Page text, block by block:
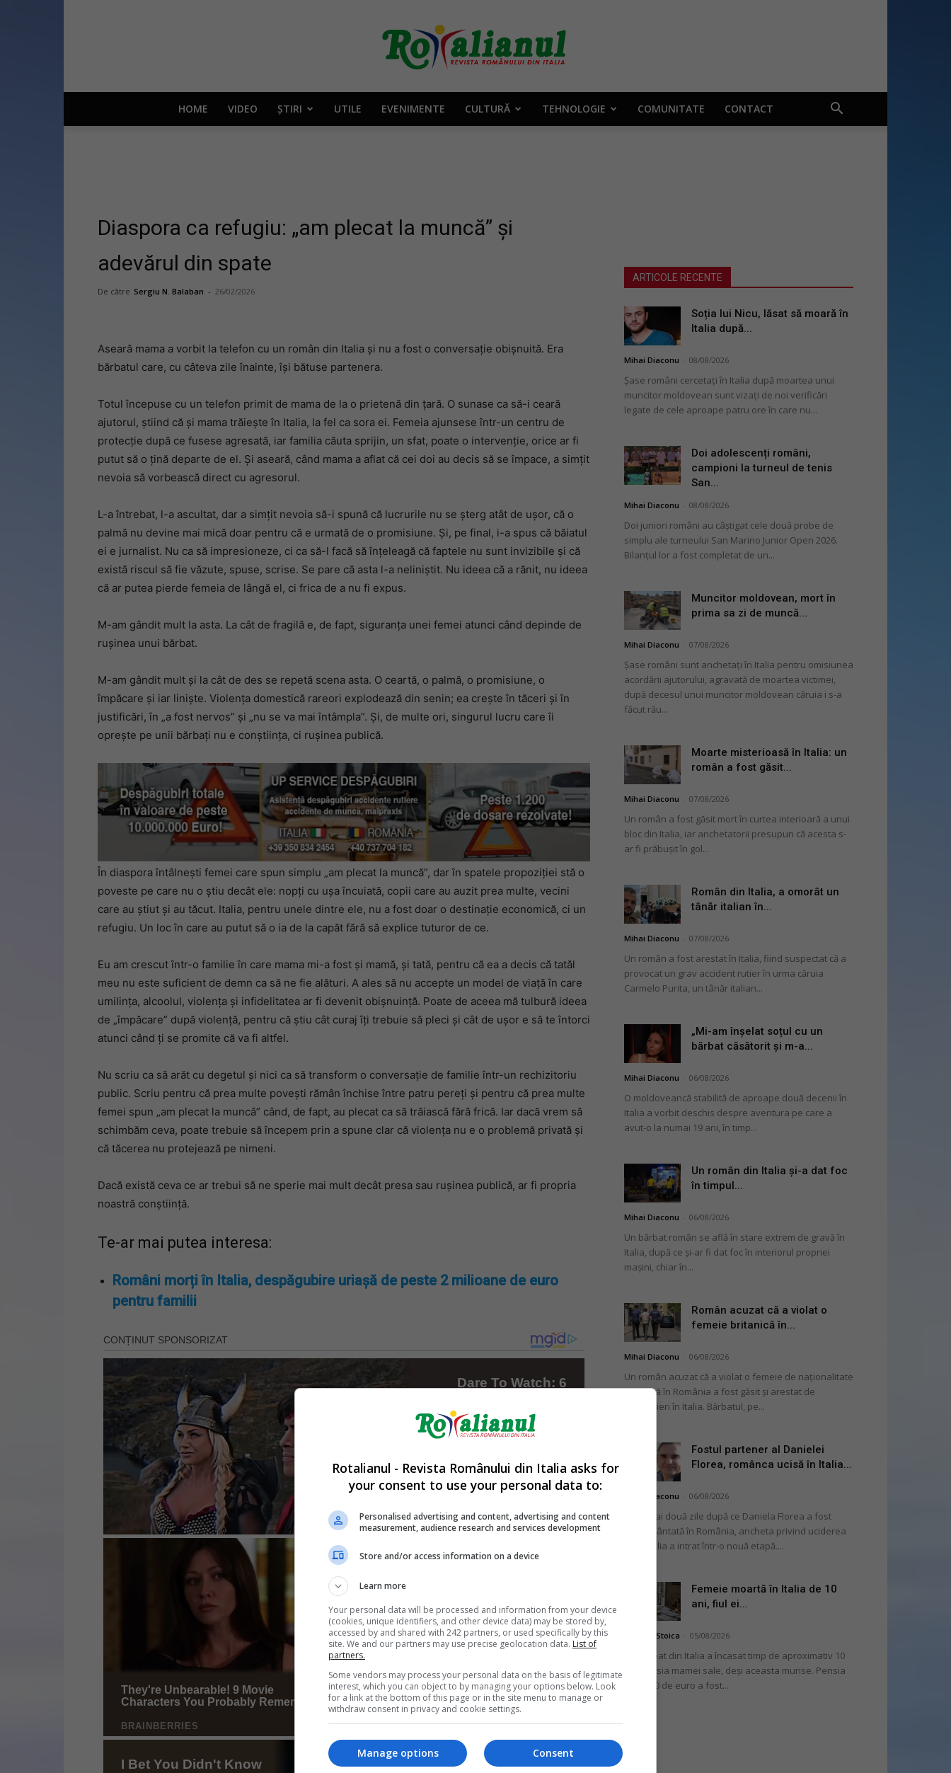
Rotalianul
românului
HOME VIDEO ȘTIRI UTILE EVENIMENTE CULTURĂ TEHNOLOGIE COMUNITATE CONTACT
Diaspora ca refugiu: „am plecat la muncă” și
adevărul din spate
De către Sergiu N. Balaban - 26/02/2026
Aseară mama a vorbit la telefon cu un român din Italia și nu a fost o conversație obișnuită. Era
bărbatul care, cu câteva zile înainte, își bătuse partenera.
Totul începuse cu un telefon primit de mama de la o prietenă din țară. O sunase ca să-i ceară
ajutorul, știind că și mama trăiește în Italia, la fel ca sora ei. Femeia ajunsese într-un centru de
protecție după ce fusese agresată, iar familia căuta sprijin, un sfat, poate o intervenție, orice ar fi
putut să o țină departe de el. Și aseară, când mama a aflat că cei doi au decis să se împace, a simțit
nevoia să vorbească direct cu agresorul.
L-a întrebat, l-a ascultat, dar a simțit nevoia să-i spună că lucrurile nu se șterg atât de ușor, că o
palmă nu devine mai mică doar pentru că e urmată de o promisiune. Și, pe final, i-a spus că băiatul
ei e jurnalist. Nu ca să impresioneze, ci ca să-l facă să înțeleagă că faptele nu sunt invizibile și că
există riscul să fie văzute, spuse, scrise. Se pare că asta l-a neliniștit. Nu ideea că a rănit, nu ideea
că ar putea pierde femeia de lângă el, ci frica de a nu fi expus.
M-am gândit mult la asta. La cât de fragilă e, de fapt, siguranța unei femei atunci când depinde de
rușinea unui bărbat.
M-am gândit mult și la cât de des se repetă scena asta. O ceartă, o palmă, o promisiune, o
împăcare și iar liniște. Violența domestică rareori explodează din senin; ea crește în tăceri și în
justificări, în „a fost nervos” și „nu se va mai întâmpla”. Și, de multe ori, singurul lucru care îi
oprește pe unii bărbați nu e conștiința, ci rușinea publică.
În diaspora întâlnești femei care spun simplu „am plecat la muncă”, dar în spatele propoziției stă o
poveste pe care nu o știu decât ele: nopți cu ușa încuiată, copii care au auzit prea multe, vecini
care au știut și au tăcut. Italia, pentru unele dintre ele, nu a fost doar o destinație economică, ci un
refugiu. Un loc în care au putut să o ia de la capăt fără să explice tuturor de ce.
Eu am crescut într-o familie în care mama mi-a fost și mamă, și tată, pentru că ea a decis că tatăl
meu nu este suficient de demn ca să ne fie alături. A ales să nu accepte un model de viață în care
umilința, alcoolul, violența și infidelitatea ar fi devenit obișnuință. Poate de aceea mă tulbură ideea
de „împăcare” după violență, pentru că știu cât curaj îți trebuie să pleci și cât de ușor e să te întorci
atunci când ți se promite că va fi altfel.
Nu scriu ca să arăt cu degetul și nici ca să transform o conversație de familie într-un rechizitoriu
public. Scriu pentru că prea multe povești rămân închise între patru pereți și pentru că prea multe
femei spun „am plecat la muncă” când, de fapt, au plecat ca să trăiască fără frică. Iar dacă vrem să
schimbăm ceva, poate trebuie să începem prin a spune clar că violența nu e o problemă privată și
că tăcerea nu protejează pe nimeni.
Dacă există ceva ce ar trebui să ne sperie mai mult decât presa sau rușinea publică, ar fi propria
noastră conștiință.
Te-ar mai putea interesa:
Români morți în Italia, despăgubire uriașă de peste 2 milioane de euro
pentru familii
ARTICOLE RECENTE
Soția lui Nicu, lăsat să moară în
Italia după...
Mihai Diaconu 08/08/2026
Șase români cercetați în Italia după moartea unui
muncitor moldovean sunt vizați de noi verificări
legate de cele aproape patru ore în care nu...
Doi adolescenți români,
campioni la turneul de tenis
San...
Mihai Diaconu 08/08/2026
Doi juniori români au câștigat cele două probe de
simplu ale turneului San Marino Junior Open 2026.
Bilanțul lor a fost completat de un...
Muncitor moldovean, mort în
prima sa zi de muncă...
Mihai Diaconu 07/08/2026
Șase români sunt anchetați în Italia pentru omisiunea
acordării ajutorului, agravată de moartea victimei,
după decesul unui muncitor moldovean căruia i s-a
făcut rău...
Moarte misterioasă în Italia: un
român a fost găsit...
Mihai Diaconu 07/08/2026
Un român a fost găsit mort în curtea interioară a unui
bloc din Italia, iar anchetatorii presupun că acesta s-
ar fi prăbușit în gol...
Român din Italia, a omorât un
tânăr italian în...
Mihai Diaconu 07/08/2026
Un român a fost arestat în Italia, fiind suspectat că a
provocat un grav accident rutier în urma căruia
Carmelo Purita, un tânăr italian...
„Mi-am înșelat soțul cu un
bărbat căsătorit și m-a...
Mihai Diaconu 06/08/2026
O moldoveancă stabilită de aproape două decenii în
Italia a vorbit deschis despre aventura pe care a
avut-o la numai 19 ani, în timp...
Un român din Italia și-a dat foc
în timpul...
Mihai Diaconu 06/08/2026
Un bărbat român se află în stare extrem de gravă în
Italia, după ce și-ar fi dat foc în interiorul propriei
mașini, chiar în...
Român acuzat că a violat o
femeie britanică în...
Mihai Diaconu 06/08/2026
Un român acuzat că a violat o femeie de naționalitate
britanică în România a fost găsit și arestat de
carabinieri în Italia. Bărbatul, pe...
Fostul partener al Danielei
Florea, românca ucisă în Italia...
Mihai Diaconu 06/08/2026
La numai două zile după ce Daniela Florea a fost
înmormântată în România, ancheta privind uciderea
sa în Italia a intrat într-o nouă etapă....
Femeie moartă în Italia de 10
ani, fiul ei...
Daniela Stoica 05/08/2026
Un bărbat din Italia a încasat timp de aproximativ 10
ani pensia mamei sale, deși aceasta murise. Pensia
de 2.000 de euro a fost...
Rotalianul - Revista Românului din Italia asks for
your consent to use your personal data to:
Personalised advertising and content, advertising and content
measurement, audience research and services development
Store and/or access information on a device
Learn more
Your personal data will be processed and information from your device
(cookies, unique identifiers, and other device data) may be stored by,
accessed by and shared with 242 partners, or used specifically by this
site. We and our partners may use precise geolocation data. List of
partners.
Some vendors may process your personal data on the basis of legitimate
interest, which you can object to by managing your options below. Look
for a link at the bottom of this page or in the site menu to manage or
withdraw consent in privacy and cookie settings.
Consent
Manage options